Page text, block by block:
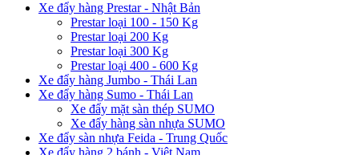
Xe đẩy hàng Prestar - Nhật Bản
Prestar loại 100 - 150 Kg
Prestar loại 200 Kg
Prestar loại 300 Kg
Prestar loại 400 - 600 Kg
Xe đẩy hàng Jumbo - Thái Lan
Xe đẩy hàng Sumo - Thái Lan
Xe đẩy mặt sàn thép SUMO
Xe đẩy hàng sàn nhựa SUMO
Xe đẩy sàn nhựa Feida - Trung Quốc
Xe đẩy hàng 2 bánh - Việt Nam